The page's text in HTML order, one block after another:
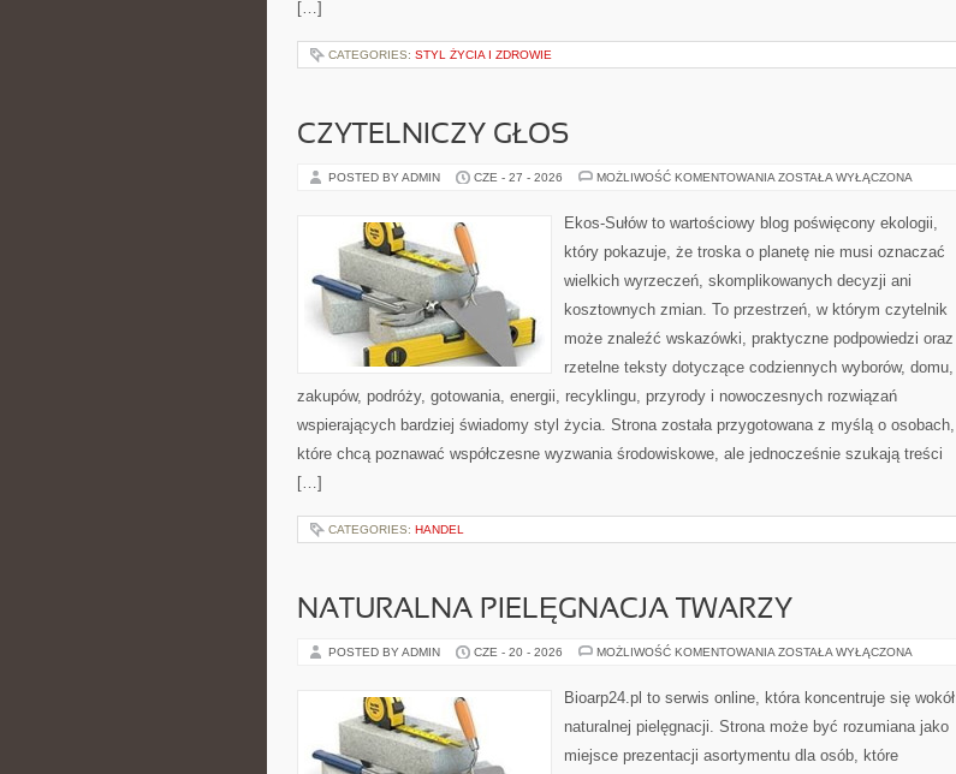
[…]
CATEGORIES: STYL ŻYCIA I ZDROWIE
CZYTELNICZY GŁOS
POSTED BY ADMIN CZE - 27 - 2026 MOŻLIWOŚĆ KOMENTOWANIA CZYTELNICZY
ZOSTAŁA WYŁĄCZONA
Ekos-Sułów to wartościowy blog poświęcony ekologii,
który pokazuje, że troska o planetę nie musi oznaczać
wielkich wyrzeczeń, skomplikowanych decyzji ani
kosztownych zmian. To przestrzeń, w którym czytelnik
może znaleźć wskazówki, praktyczne podpowiedzi oraz
rzetelne teksty dotyczące codziennych wyborów, domu,
zakupów, podróży, gotowania, energii, recyklingu, przyrody i nowoczesnych rozwiązań
wspierających bardziej świadomy styl życia. Strona została przygotowana z myślą o osobach,
które chcą poznawać współczesne wyzwania środowiskowe, ale jednocześnie szukają treści
[…]
CATEGORIES: HANDEL
NATURALNA PIELĘGNACJA TWARZY
POSTED BY ADMIN CZE - 20 - 2026 MOŻLIWOŚĆ KOMENTOWANIA NATURALNA
ZOSTAŁA WYŁĄCZONA
Bioarp24.pl to serwis online, która koncentruje się wokół
naturalnej pielęgnacji. Strona może być rozumiana jako
miejsce prezentacji asortymentu dla osób, które